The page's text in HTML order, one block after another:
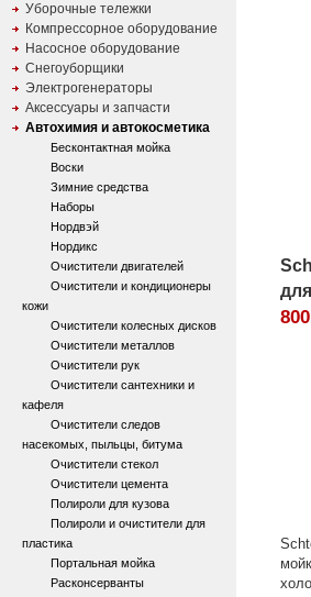
Уборочные тележки
Компрессорное оборудование
Насосное оборудование
Снегоуборщики
Электрогенераторы
Аксессуары и запчасти
Автохимия и автокосметика
Бесконтактная мойка
Воски
Зимние средства
Наборы
Нордвэй
Нордикс
Очистители двигателей
Очистители и кондиционеры
кожи
Очистители колесных дисков
Очистители металлов
Очистители рук
Очистители сантехники и
кафеля
Очистители следов
насекомых, пыльцы, битума
Очистители стекол
Очистители цемента
Полироли для кузова
Полироли и очистители для
пластика
Портальная мойка
Расконсерванты